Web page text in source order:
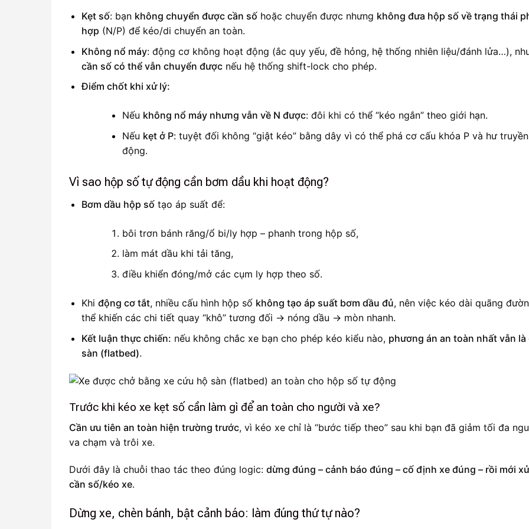
Kẹt số: bạn không chuyển được cần sốhoặc chuyển được nhưng không đưa hộp số về trạng thái
hợp (N/P) để kéo/di chuyển an toàn.
Không nổ máy: động cơ không hoạt động (ắc quy yếu, đề hỏng, hệ thống nhiên liệu/đánh lửa…),
cần số có thể vẫn chuyển đượcnếu hệ thống shift-lock cho phép.
Điểm chốt khi xử lý:
Nếu không nổ máy nhưng vẫn về N được: đôi khi có thể “kéo ngắn” theo giới hạn.
Nếu kẹt ở P: tuyệt đối không “giật kéo” bằng dây vì có thể phá cơ cấu khóa P và hư truyền
động.
Vì sao hộp số tự động cần bơm dầu khi hoạt động?
Bơm dầu hộp sốtạo áp suất để:
bôi trơn bánh răng/ổ bi/ly hợp – phanh trong hộp số,
làm mát dầu khi tải tăng,
điều khiển đóng/mở các cụm ly hợp theo số.
Khi động cơ tắt, nhiều cấu hình hộp số không tạo áp suất bơm dầu đủ, nên việc kéo dài quãng
thể khiến các chi tiết quay “khô” tương đối → nóng dầu → mòn nhanh.
Kết luận thực chiến: nếu không chắc xe bạn cho phép kéo kiểu nào, phương án an toàn nhất vẫn là
sàn (flatbed).
Trước khi kéo xe kẹt số cần làm gì để an toàn cho người và xe?
Cần ưu tiên an toàn hiện trường trước, vì kéo xe chỉ là “bước tiếp theo” sau khi bạn đã giảm tối đa
va chạm và trôi xe.
Dưới đây là chuỗi thao tác theo đúng logic: dừng đúng – cảnh báo đúng – cố định xe đúng – rồi mới
cần số/kéo xe.
Dừng xe, chèn bánh, bật cảnh báo: làm đúng thứ tự nào?